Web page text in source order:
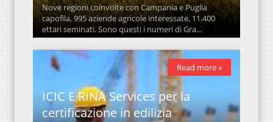
Nove regioni coinvolte con Campania e Puglia
capofila, 995 aziende agricole interessate, 11.400
ettari seminati. Sono questi i numeri di Gra...
ICIC E RINA Services per la
certificazione in edilizia
Read more »